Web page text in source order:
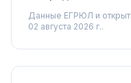
Данные ЕГРЮЛ и
02 августа 2026 г..